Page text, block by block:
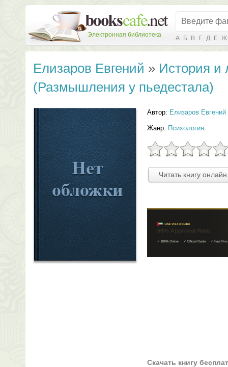
Электронная библиотека А Б В Г Д Е Ж
Елизаров Евгений » История и
(Размышления у пьедестала)
Автор: Елизаров Евгений
Жанр: Психология
Читать книгу
Скачать книгу